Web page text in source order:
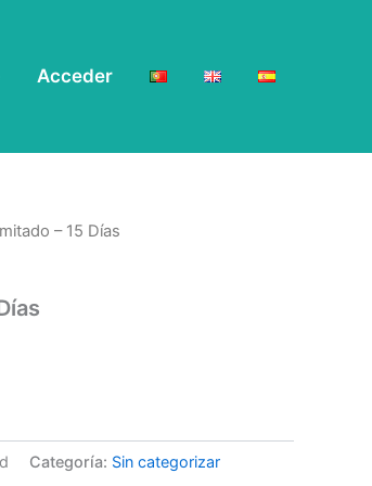
Acceder
– 15 Días
Categoría: Sin categorizar